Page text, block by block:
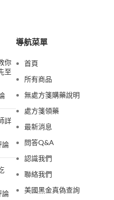
你
至
詳
論
論
導航菜單
首頁
所有商品
無處方箋購藥說明
處方箋領藥
最新消息
問答Q&A
認識我們
聯絡我們
美國黑金真偽查詢